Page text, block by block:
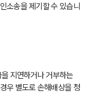
소송을 제기할 수 있습니
지연하거나 거부하는
우 별도로 손해배상을 청